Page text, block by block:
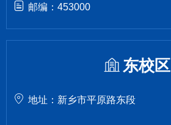
邮编：453000
东校区
地址：新乡市平原路东段